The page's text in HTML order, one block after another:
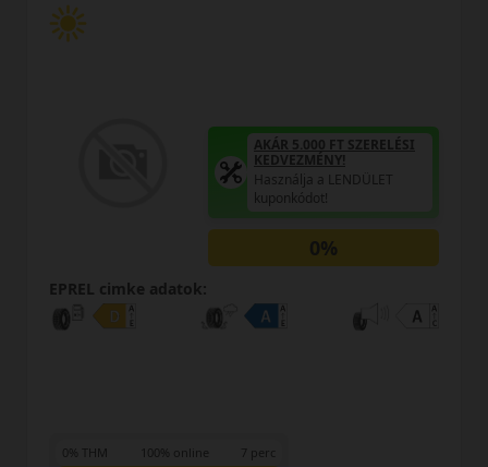
AKÁR 5.000 FT SZERELÉSI
KEDVEZMÉNY!
Használja a LENDÜLET
kuponkódot!
0%
EPREL cimke adatok:
0% THM 100% online 7 perc